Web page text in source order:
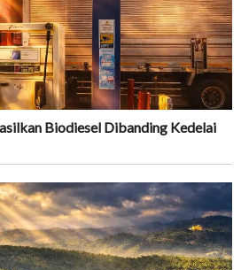
Biodiesel Dibanding Kedelai